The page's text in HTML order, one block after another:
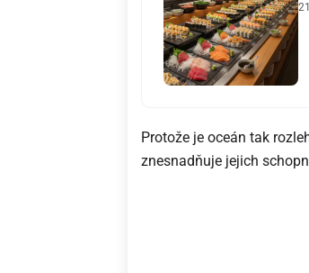
Protože je oceán tak
znesnadňuje jejich